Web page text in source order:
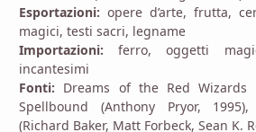
Esportazioni: opere d’arte, frutta,
magici, testi sacri, legname
Importazioni: ferro, oggetti
incantesimi
Fonti: Dreams of the Red Wizards
Spellbound (Anthony Pryor,
(Richard Baker, Matt Forbeck, Sean K.